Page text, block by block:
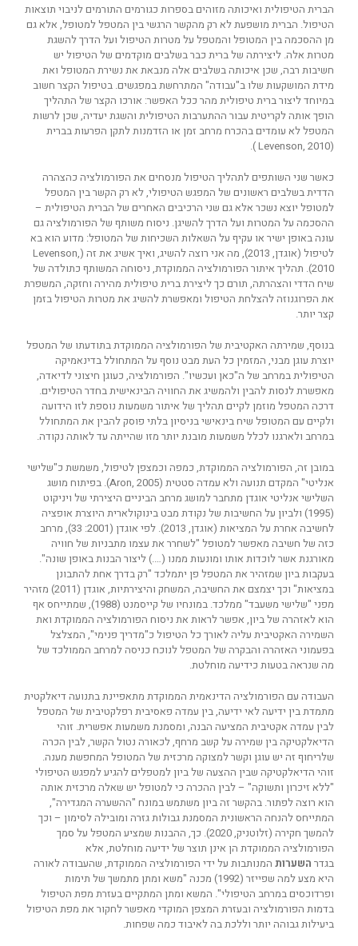
הברית הטיפולית ואיכותה מזוהים בספרות כגורמים התורמים לניבוי תוצאות
הטיפול. הברית מושפעת לא רק מהקשר הרגשי בין המטפל למטופל, אלא גם
מן ההסכמה בין המטופל והמטפל על מטרות הטיפול ועל הדרך להשגת
מטרות אלה. ליצירתה של ברית כבר בשלבים מוקדמים של הטיפול יש
חשיבות רבה, שכן איכותה בשלבים אלה מנבאת את נשירת המטופל ואת
מידת המושקעות שלו ב"עבודה" המתרחשת במפגשים. בטיפול הקצר חשוב
במיוחד ליצור ברית טיפולית מהר ככל האפשר: אורכו הקצר של התהליך
הופך אותה לקריטית עבור ההתערבות הטיפולית והשגת יעדיה, שכן לרשות
המטפל לא עומדים בהכרח מרחב זמן או הזדמנות לתקן הפרעות בברית
(Levenson, 2010 ).
כאשר שני השותפים לתהליך הטיפול מנסחים את הפורמולציה כהצהרה
הדדית בשלבים ראשונים של המפגש הטיפולי, לא רק הקשר בין המטפל
למטופל יוצא נשכר אלא גם שני הרכיבים האחרים של הברית הטיפולית –
ההסכמה על המטרות ועל הדרך להשיגן. ניסוח משותף של הפורמולציה גם
עונה באופן ישיר או עקיף על השאלות השכיחות של המטופל: מדוע הוא בא
לטיפול (אוגדן, 2013), מה אני רוצה להשיג, ואיך אשיג את זה (Levenson,
2010). תהליך איתור הפורמולציה הממוקדת, ניסוחה המשותף כתולדה של
שיח הדדי והצהרתה, תורם כך ליצירת ברית טיפולית מהירה וחזקה, המשפרת
את הפרוגנוזה להצלחת הטיפול ומאפשרת להשיג את מטרות הטיפול בזמן
קצר יותר.
בנוסף, שמירתה האקטיבית של הפורמולציה הממוקדת בתודעתו של המטפל
יוצרת עוגן מבני, המזמין כל העת מבט נוסף על המתחולל בדינאמיקה
הטיפולית במרחב של ה"כאן ועכשיו". הפורמולציה, כעוגן חיצוני לדיאדה,
מאפשרת לנסות להבין ולהמשיג את החוויה הבינאישית בחדר הטיפולים.
דרכה המטפל מוזמן לקיים תהליך של איתור משמעות נוספת לזו הידועה
ולקיים עם המטופל שיח בינאישי בניסיון בלתי פוסק להבין את המתחולל
במרחב ולארגנו לכלל משמעות מובנת יותר מזו שהייתה עד לאותה נקודה.
במובן זה, הפורמולציה הממוקדת, כמפה וכמצפן לטיפול, משמשת כ"שלישי
אנליטי" המקדם תנועה ולא עמדה סטטית (Aron, 2005). בפיתוח מושג
השלישי אנליטי אוגדן מתחבר למושג מרחב הביניים היצירתי של ויניקוט
(1995) ולביון על החשיבות של נקודת מבט בינוקולארית היוצרת אופציה
לחשיבה אחרת על המציאות (אוגדן, 2013). לפי אוגדן (2001: 33), מרחב
כזה של חשיבה מאפשר למטופל "לשחרר את עצמו מתבניות של חוויה
מאורגנת אשר לוכדות אותו ומונעות ממנו (….) ליצור הבנות באופן שונה".
בעקבות ביון שמזהיר את המטפל פן יתמלכד "רק בדרך אחת להתבונן
במציאות" וכך יצמצם את החשיבה, המשחק והיצירתיות, אוגדן (2011) מזהיר
מפני "שלישי משעבד" ממלכד. במונחיו של קייסמנט (1988), שמתייחס אף
הוא לאזהרה של ביון, אפשר לראות את ניסוח הפורמולציה הממוקדת ואת
השמירה האקטיבית עליה לאורך כל הטיפול כ"מדריך פנימי", המצלצל
בפעמוני האזהרה והבקרה של המטפל לנוכח כניסה למרחב הממולכד של
מה שנראה בטעות כידיעה מוחלטת.
העבודה עם הפורמולציה הדינאמית הממוקדת מתאפיינת בתנועה דיאלקטית
מתמדת בין ידיעה לאי ידיעה, בין עמדה פאסיבית רפלקטיבית של המטפל
לבין עמדה אקטיבית המציעה הבנה, ומסמנת משמעות אפשרית. זוהי
הדיאלקטיקה בין שמירה על קשב מרחף, לכאורה נטול הקשר, לבין הכרה
שלריחוף זה יש עוגן וקשר למצוקה מרכזית של המטופל המחפשת מענה.
זוהי הדיאלקטיקה שבין ההצעה של ביון למטפלים להגיע למפגש הטיפולי
"ללא זיכרון ותשוקה" – לבין ההכרה כי למטופל יש שאלה מרכזית אותה
הוא רוצה לפתור. בהקשר זה ביון משתמש במונח "ההשערה המגדירה",
המתייחס להנחה הראשונית המסמנת גבולות גזרה ומובילה לסימון – וכך
להמשך חקירה (זלוטניק, 2020). כך, ההבנות שמציע המטפל על סמך
הפורמולציה הממוקדת הן אינן תוצר של ידיעה מוחלטת, אלא
בגדר השערות המנותבות על ידי הפורמולציה הממוקדת, שהעבודה לאורה
היא מצע למה שפייזר (1992) מכנה "משא ומתן מתמשך של תימות
ופרדוכסים במרחב הטיפולי". המשא ומתן המתקיים בעזרת מפת הטיפול
בדמות הפורמולציה ובעזרת המצפן המוקדי מאפשר לחקור את מפת הטיפול
ביעילות גבוהה יותר וללכת בה לאיבוד כמה שפחות.